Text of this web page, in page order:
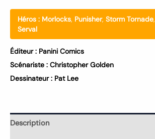
Héros : Morlocks, Punisher, Storm Tornade,
Serval
Éditeur : Panini Comics
Scénariste : Christopher Golden
Dessinateur : Pat Lee
Description